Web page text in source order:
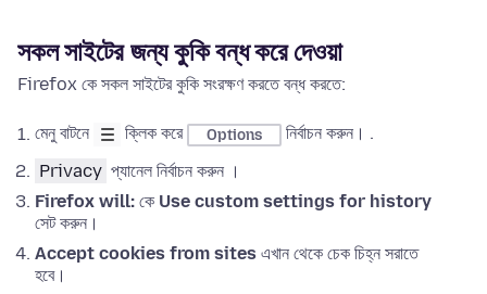
সকল সাইটের জন্য কুকি বন্ধ করে দেওয়া
Firefox কে সকল সাইটের কুকি সংরক্ষণ করতে বন্ধ করতে:
মেনু বাটনে ক্লিক করে Options
নির্বাচন করুন। .
Privacy প্যানেল নির্বাচন করুন ।
Firefox will: কে Use custom settings for history
সেট করুন।
Accept cookies from sites এখান থেকে চেক চিহ্ন সরাতে
হবে।